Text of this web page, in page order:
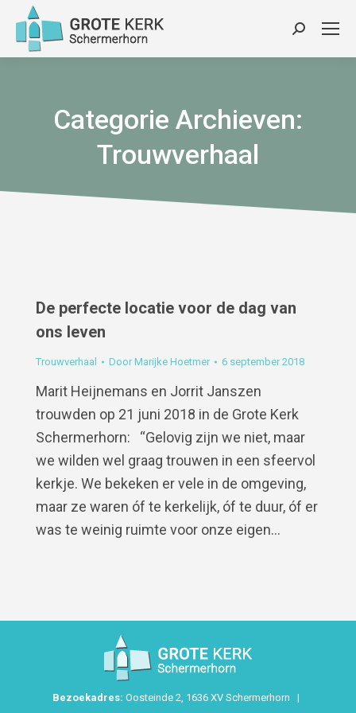
Zoeken:
Categorie Archieven:
Trouwverhaal
De perfecte locatie voor de dag van
ons leven
Trouwverhaal DoorMarijke Hoetmer 6 september 2018
Marit Heijnemans en Jorrit Janszen
trouwden op 21 juni 2018 in de Grote Kerk
Schermerhorn: “Gelovig zijn we niet, maar
we wilden wel graag trouwen in een sfeervol
kerkje. We bekeken er vele in de omgeving,
maar ze waren óf te kerkelijk, óf te duur, óf er
was te weinig ruimte voor onze eigen…
Bezoekadres: Oosteinde 2, 1636 XV Schermerhorn |